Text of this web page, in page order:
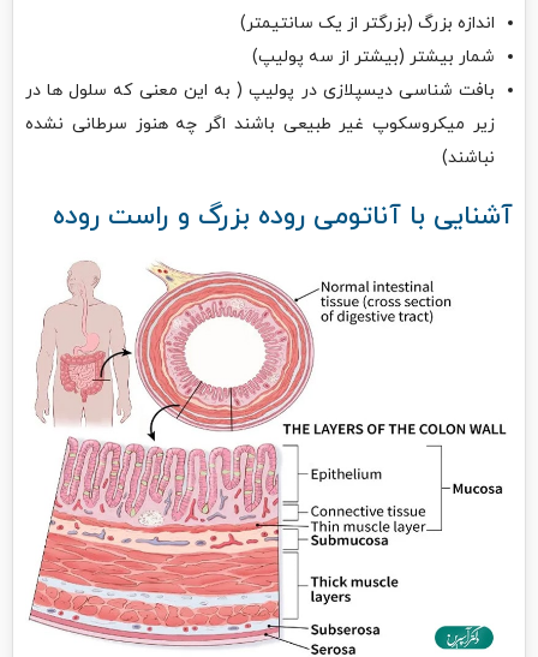
اندازه بزرگ (بزرگتر از یک سانتیمتر)
شمار بیشتر (بیشتر از سه پولیپ)
بافت شناسی دیسپلازی در پولیپ ( به این معنی که سلول ها در
زیر میکروسکوپ غیر طبیعی باشند اگر چه هنوز سرطانی نشده
نباشند)
آشنایی با آناتومی روده بزرگ و راست روده